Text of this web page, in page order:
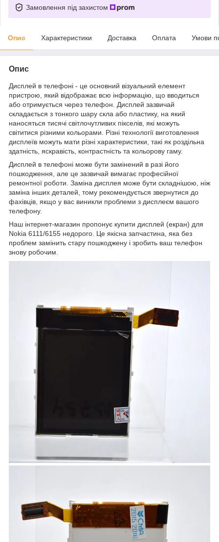
Замовлення під захистом
Опис Характеристики Доставка Оплата Умови
Опис
Дисплей в телефоні - це основний візуальний елемент
пристрою, який відображає всю інформацію, що вводиться
або отримується через телефон. Дисплей зазвичай
складається з тонкого шару скла або пластику, на який
наносяться тисячі світлочутливих пікселів, які можуть
світитися різними кольорами. Різні технології виготовлення
дисплеїв можуть мати різні характеристики, такі як роздільна
здатність, яскравість, контрастність та кольорову гаму.
Дисплей в телефоні може бути замінений в разі його
пошкодження, але це зазвичай вимагає професійної
ремонтної роботи. Заміна дисплея може бути складнішою, ніж
заміна інших деталей, тому рекомендується звернутися до
фахівців, якщо у вас виникли проблеми з дисплеєм вашого
телефону.
Наш інтернет-магазин пропонує купити дисплей (екран) для
Nokia 6111/6155 недорого. Це якісна запчастина, яка без
проблем замінить стару пошкоджену і зробить ваш телефон
знову робочим.